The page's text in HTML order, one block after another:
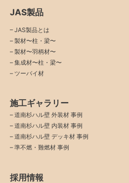
JAS製品
– JAS製品とは
– 製材〜柱・梁〜
– 製材〜羽柄材〜
– 集成材〜柱・梁〜
– ツーバイ材
施工ギャラリー
– 道南杉ハル壁 外装材 事例
– 道南杉ハル壁 内装材 事例
– 道南杉ハル壁 デッキ材 事例
– 準不燃・難燃材 事例
採用情報